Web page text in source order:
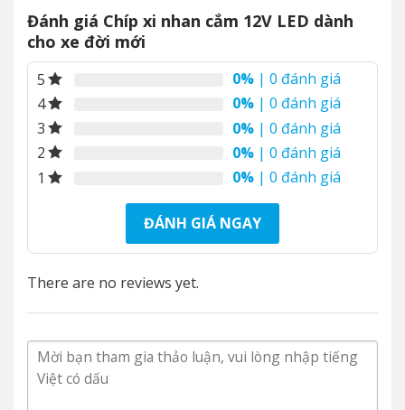
Đánh giá Chíp xi nhan cắm 12V LED dành
cho xe đời mới
5 0% | 0 đánh giá
4
0% | 0 đánh giá
3
0% | 0 đánh giá
2
0% | 0 đánh giá
1
0% | 0 đánh giá
ĐÁNH GIÁ NGAY
There are no reviews yet.